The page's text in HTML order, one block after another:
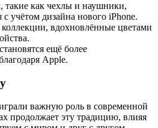
такие как чехлы и наушники,
учётом дизайна нового iPhone.
вдохновлённые цветами
ещё более
Apple.
важную роль в современной
продолжает эту традицию, влияя